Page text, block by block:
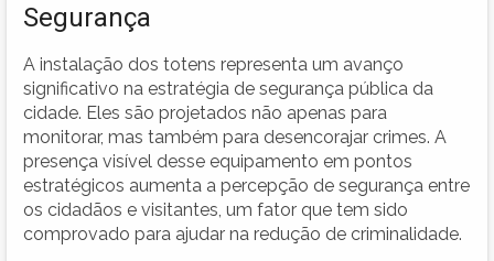
Segurança
A instalação dos totens representa um avanço
significativo na estratégia de segurança pública da
cidade. Eles são projetados não apenas para
monitorar, mas também para desencorajar crimes. A
presença visível desse equipamento em pontos
estratégicos aumenta a percepção de segurança entre
os cidadãos e visitantes, um fator que tem sido
comprovado para ajudar na redução de criminalidade.